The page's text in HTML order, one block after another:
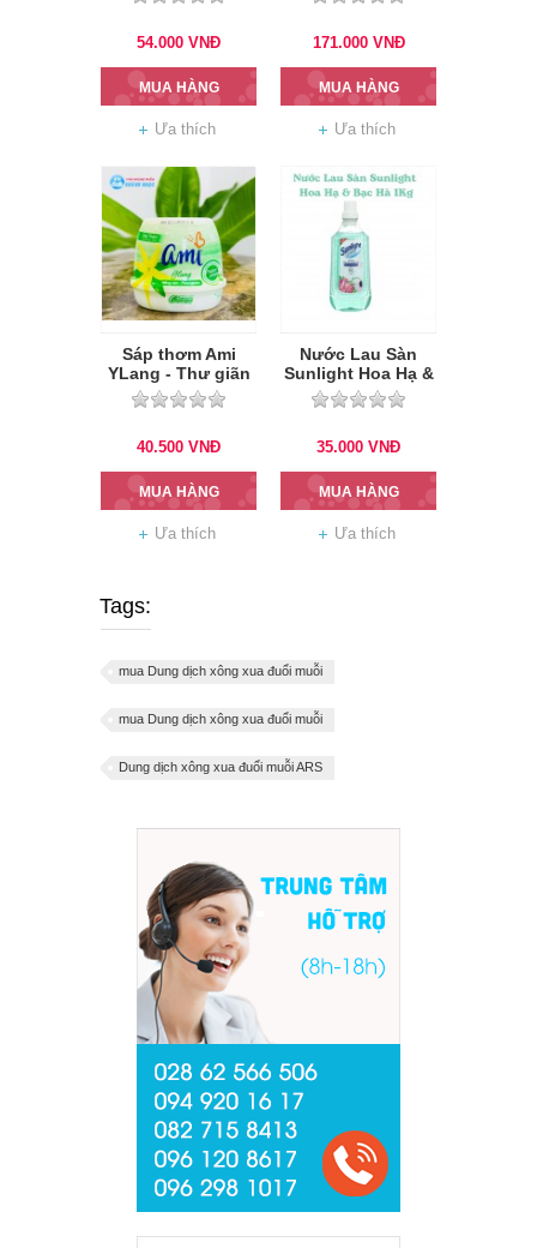
54.000 VNĐ
MUA HÀNG
Ưa thích
171.000 VNĐ
MUA HÀNG
Ưa thích
Sáp thơm Ami
YLang - Thư giãn
200g
40.500 VNĐ
MUA HÀNG
Ưa thích
Nước Lau Sàn
Sunlight Hoa Hạ &
Bạc Hà 1Kg
35.000 VNĐ
MUA HÀNG
Ưa thích
Tags:
mua Dung dịch xông xua đuổi muỗi
mua Dung dịch xông xua đuổi muỗi
Dung dịch xông xua đuổi muỗi ARS